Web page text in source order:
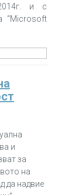
и с
“Microsoft
и
за
на
да надвие